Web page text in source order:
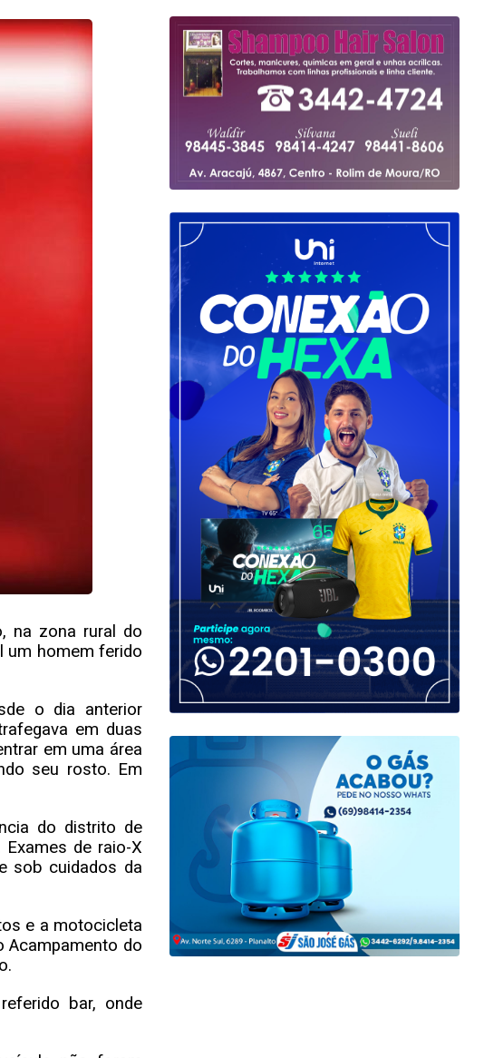
na zona rural do
um homem ferido
o dia anterior
em duas
em uma área
seu rosto. Em
do distrito de
de raio-X
sob cuidados da
e a motocicleta
Acampamento do
bar, onde